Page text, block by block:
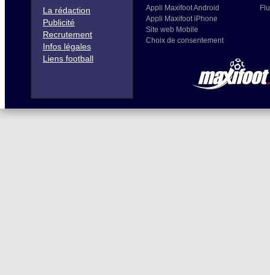
La rédaction
Publicité
Recrutement
Infos légales
Liens football
Appli Maxifoot Android
Appli Maxifoot iPhone
Site web Mobile
Choix de consentement